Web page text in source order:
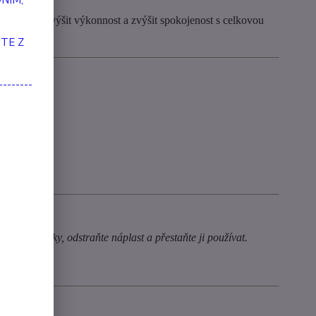
zvýšit výkonnost a zvýšit spokojenost s celkovou
pokožky, odstraňte náplast a přestaňte ji používat.
Z